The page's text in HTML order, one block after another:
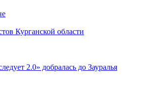
Курганской области
2.0» добралась до Зауралья